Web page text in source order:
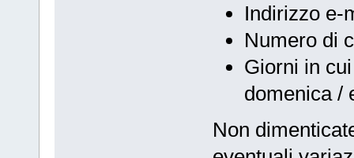
Indirizzo e-
Numero di
Giorni in
domenica /
Non